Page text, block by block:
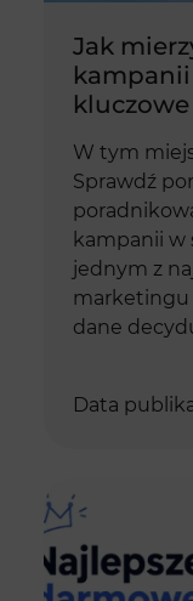
Jak
W tym
Sprawdź
kampanii w
jednym z
marketingu
dane
Data